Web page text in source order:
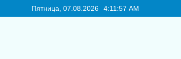
к
Пятница, 07.08.2026 4:11:57 AM